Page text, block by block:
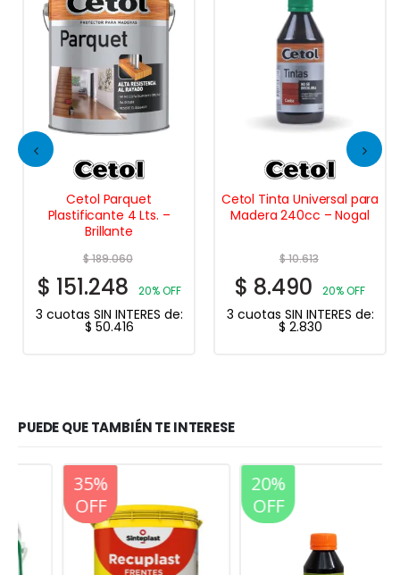
Cetol Parquet
Plastificante 4 Lts. –
Brillante
$189.060
$ 151.248 20% OFF
3 cuotas SIN INTERES de:
$ 50.416
Cetol Tinta Universal para
Madera 240cc – Nogal
$10.613
$ 8.490 20% OFF
3 cuotas SIN INTERES de:
$ 2.830
PUEDE QUE TAMBIÉN TE INTERESE
OFF
OFF
OFF